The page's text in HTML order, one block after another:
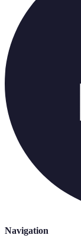
Navigation